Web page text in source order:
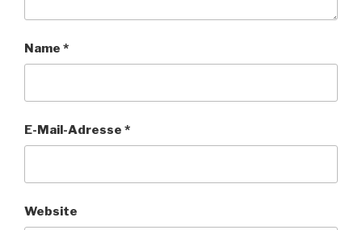
Name *
E-Mail-Adresse *
Website